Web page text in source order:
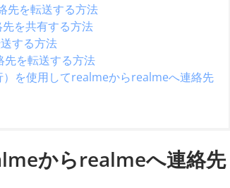
先を転送する方法
を共有する方法
する方法
を転送する方法
を使用してrealmeからrealmeへ連絡先
からrealmeへ連絡先